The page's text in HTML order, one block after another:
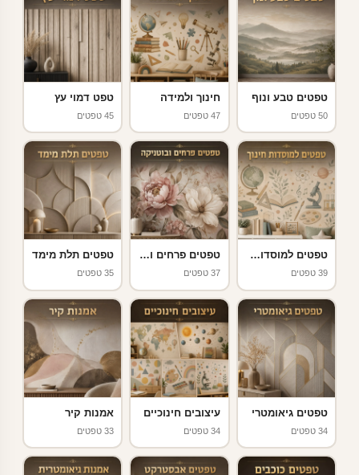
טפטים טבע ונוף
50 טפטים
חינוך ולמידה
47 טפטים
טפט דמוי עץ
45 טפטים
טפטים למוסדות חינוך
39 טפטים
טפטים פרחים ובוטניקה
37 טפטים
טפטים תלת מימד
35 טפטים
טפטים גיאומטרי
34 טפטים
עיצובים חינוכיים
34 טפטים
אמנות קיר
33 טפטים